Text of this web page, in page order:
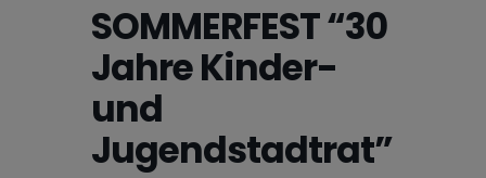
SOMMERFEST “30
Jahre Kinder-
und
Jugendstadtrat”